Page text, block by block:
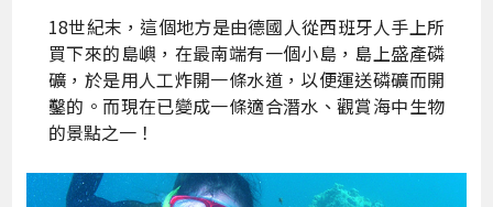
18世紀末，這個地方是由德國人從西班牙人手上所
買下來的島嶼，在最南端有一個小島，島上盛產磷
礦，於是用人工炸開一條水道，以便運送磷礦而開
鑿的。而現在已變成一條適合潛水、觀賞海中生物
的景點之一！